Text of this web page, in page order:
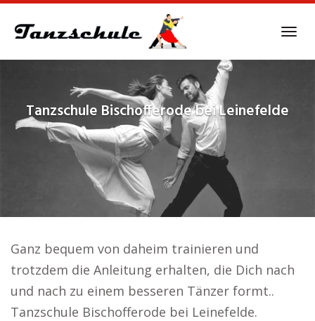
Tanzschule Bischofferode bei Leinefelde
Ganz bequem von daheim trainieren und
trotzdem die Anleitung erhalten, die Dich nach
und nach zu einem besseren Tänzer formt..
Tanzschule Bischofferode bei Leinefelde.